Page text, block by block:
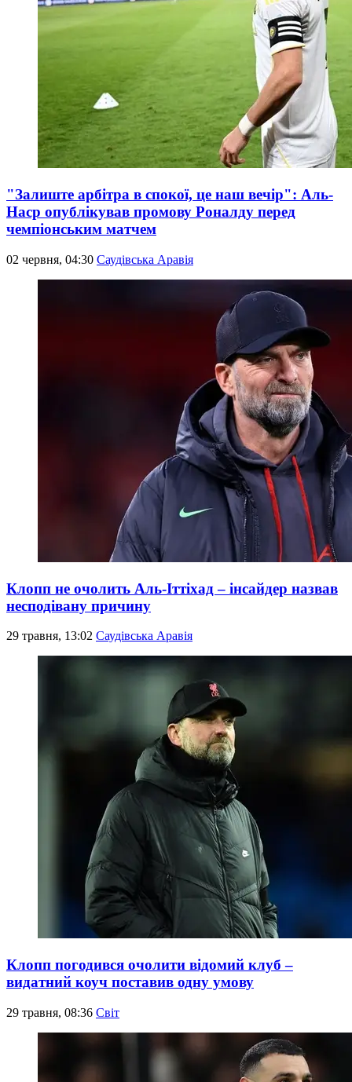
"Залиште арбітра в спокої, це наш вечір": Аль-
Наср опублікував промову Роналду перед
чемпіонським матчем
02 червня, 04:30 Саудівська Аравія
Клопп не очолить Аль-Іттіхад – інсайдер назвав
несподівану причину
29 травня, 13:02 Саудівська Аравія
Клопп погодився очолити відомий клуб –
видатний коуч поставив одну умову
29 травня, 08:36 Світ